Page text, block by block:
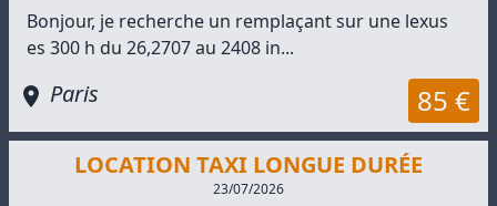
Bonjour, je recherche un remplaçant sur une lexus
es 300 h du 26,2707 au 2408 in...
Paris 85 €
LOCATION TAXI LONGUE DURÉE
23/07/2026